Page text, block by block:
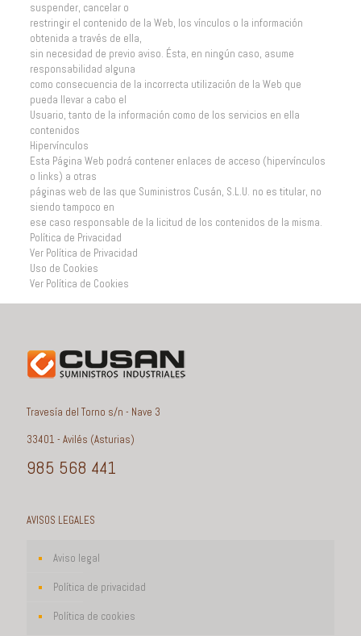
suspender, cancelar o
restringir el contenido de la Web, los vínculos o la información
obtenida a través de ella,
sin necesidad de previo aviso. Ésta, en ningún caso, asume
responsabilidad alguna
como consecuencia de la incorrecta utilización de la Web que
pueda llevar a cabo el
Usuario, tanto de la información como de los servicios en ella
contenidos
Hipervínculos
Esta Página Web podrá contener enlaces de acceso (hipervínculos
o links) a otras
páginas web de las que Suministros Cusán, S.L.U. no es titular, no
siendo tampoco en
ese caso responsable de la licitud de los contenidos de la misma.
Política de Privacidad
Ver Política de Privacidad
Uso de Cookies
Ver Política de Cookies
Travesía del Torno s/n - Nave 3
33401 - Avilés (Asturias)
985 568 441
AVISOS LEGALES
Aviso legal
Política de privacidad
Política de cookies